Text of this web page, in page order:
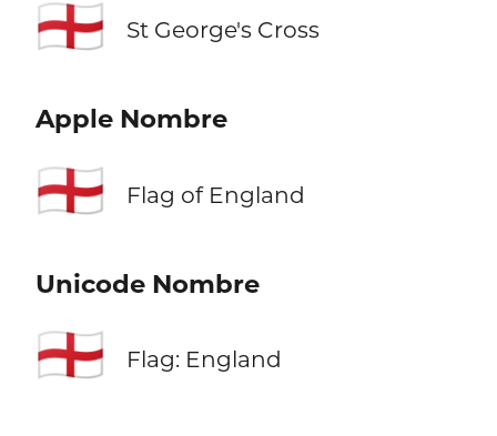
🏴󠁧󠁢󠁥󠁮󠁧󠁿 St George's Cross
Apple Nombre
🏴󠁧󠁢󠁥󠁮󠁧󠁿 Flag of England
Unicode Nombre
🏴󠁧󠁢󠁥󠁮󠁧󠁿 Flag: England